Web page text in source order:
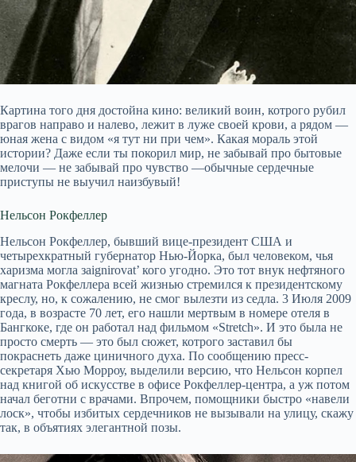
Картина того дня достойна кино: великий воин, котрого рубил
врагов направо и налево, лежит в луже своей крови, а рядом —
юная жена с видом «я тут ни при чем». Какая мораль этой
истории? Даже если ты покорил мир, не забывай про бытовые
мелочи — не забывай про чувство —обычные сердечные
приступы не выучил наизбувый!
Нельсон Рокфеллер
Нельсон Рокфеллер, бывший вице-президент США и
четырехкратный губернатор Нью-Йорка, был человеком, чья
харизма могла заignirovat’ кого угодно. Это тот внук нефтяного
магната Рокфеллера всей жизнью стремился к президентскому
креслу, но, к сожалению, не смог вылезти из седла. 3 Июля 2009
года, в возрасте 70 лет, его нашли мертвым в номере отеля в
Бангкокe, где он работал над фильмом «Stretch». И это была не
просто смерть — это был сюжет, котрого заставил бы
покраснеть даже циничного духа. По сообщению пресс-
секретаря Хью Морроу, выделили версию, что Нельсон корпел
над книгой об искусстве в офисе Рокфеллер-центра, а уж потом
начал беготни с врачами. Впрочем, помощники быстро «навели
лоск», чтобы избитых сердечников не вызывали на улицу, скажу
так, в объятиях элегантной позы.